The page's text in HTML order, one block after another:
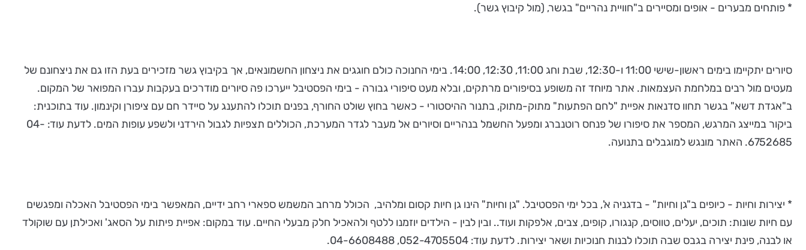
* פותחים מבערים - אופים ומסיירים ב"חוויית נהריים" בגשר, (מול קיבוץ גשר).
סיורים יתקיימו בימים ראשון-שישי 11:00 ו-12:30, שבת וחג 11:00, 12:30, 14:00. בימי החנוכה כולם חוגגים את ניצחון החשמונאים, אך בקיבוץ גשר מזכירים בעת הזו גם את ניצחונם של
מעטים מול רבים במלחמת העצמאות. אתר מיוחד זה משופע בסיפורים מרתקים, ובלא מעט סיפורי גבורה - בימי הפסטיבל ייערכו פה סיורים מודרכים בעקבות עברו המפואר של המקום.
ב"אגדת דשא" בגשר תחוו סדנאות אפיית "לחם הפתעות" מתוק-מתוק, בתנור ההיסטורי - כאשר בחוץ שולט החורף, בפנים תוכלו להתענג על סיידר חם עם ציפורן וקינמון. עוד בתוכנית:
ביקור במייצג המרגש, המספר את סיפורו של פנחס רוטנברג ומפעל החשמל בנהריים וסיורים אל מעבר לגדר המערכת, הכוללים תצפיות לגבול הירדני ולשפע עופות המים. לדעת עוד: 04-
6752685. האתר מונגש למוגבלים בתנועה.
* יצירות וחיות - כיופים ב"גן וחיות" - בדגניה א', בכל ימי הפסטיבל. "גן וחיות" הינו גן חיות קסום ומלהיב, הכולל מרחב המשמש ספארי רחב ידיים, המאפשר בימי הפסטיבל האכלה ומפגשים
עם חיות שונות: תוכים, יעלים, טווסים, קנגורו, קופים, צבים, אלפקות ועוד.. ובין לבין - הילדים יוזמנו ללטף ולהאכיל חלק מבעלי החיים. עוד במקום: אפיית פיתות על הסאג' ואכילתן עם שוקולד
או לבנה, פינת יצירה בגבס שבה תוכלו לבנות חנוכיות ושאר יצירות. לדעת עוד: 052-4705504, 04-6608488.